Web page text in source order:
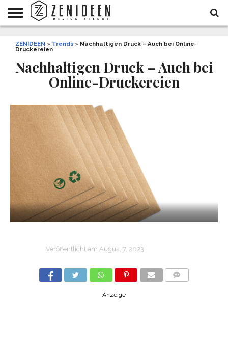
INNENDESIGN
ARCHITEKTUR
GARTEN
UND
LIFESTYLE
DEKO
&
DIY
STYLE
REZEPTE
GESUNDHEIT
WEIHNACHTEN
ZENIDEEN » Trends » Nachhaltigen Druck – Auch bei Online-
Druckereien
Nachhaltigen Druck – Auch bei
Online-Druckereien
Veröffentlicht am August 7, 2023
Anzeige